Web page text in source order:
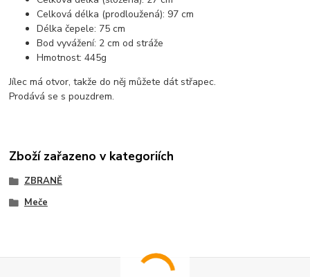
Celková délka (prodloužená): 97 cm
Délka čepele: 75 cm
Bod vyvážení: 2 cm od stráže
Hmotnost: 445g
Jílec má otvor, takže do něj můžete dát střapec.
Prodává se s pouzdrem.
Zboží zařazeno v kategoriích
ZBRANĚ
Meče